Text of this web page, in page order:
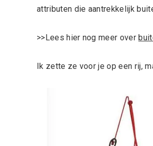
attributen die aantrekkelijk
>>Lees hier nog meer over
Ik zette ze voor je op een rij,